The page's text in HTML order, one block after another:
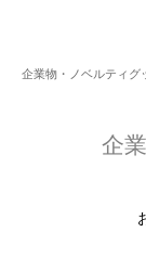
企業物・ノベルティグ
企